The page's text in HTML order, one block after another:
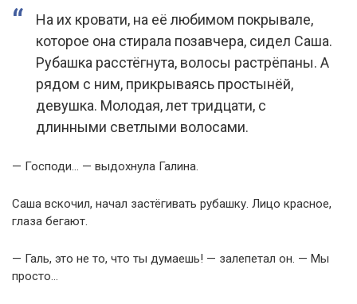
На их кровати, на её любимом покрывале,
которое она стирала позавчера, сидел Саша.
Рубашка расстёгнута, волосы растрёпаны. А
рядом с ним, прикрываясь простынёй,
девушка. Молодая, лет тридцати, с
длинными светлыми волосами.
— Господи… — выдохнула Галина.
Саша вскочил, начал застёгивать рубашку. Лицо красное,
глаза бегают.
— Галь, это не то, что ты думаешь! — залепетал он. — Мы
просто…